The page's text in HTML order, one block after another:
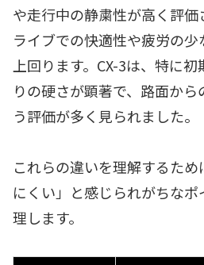
や走行中の静粛性が高く評価
ライブでの快適性や疲労の少
上回ります。CX-3は、特に
りの硬さが顕著で、路面か
う評価が多く見られました。
これらの違いを理解するた
にくい」と感じられがちな
理します。